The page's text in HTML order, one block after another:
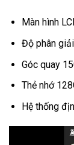
Màn hình
Độ phân
Góc quay
Thẻ nhớ
Hệ thống